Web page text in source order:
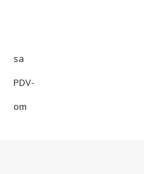
sa
PDV-
om